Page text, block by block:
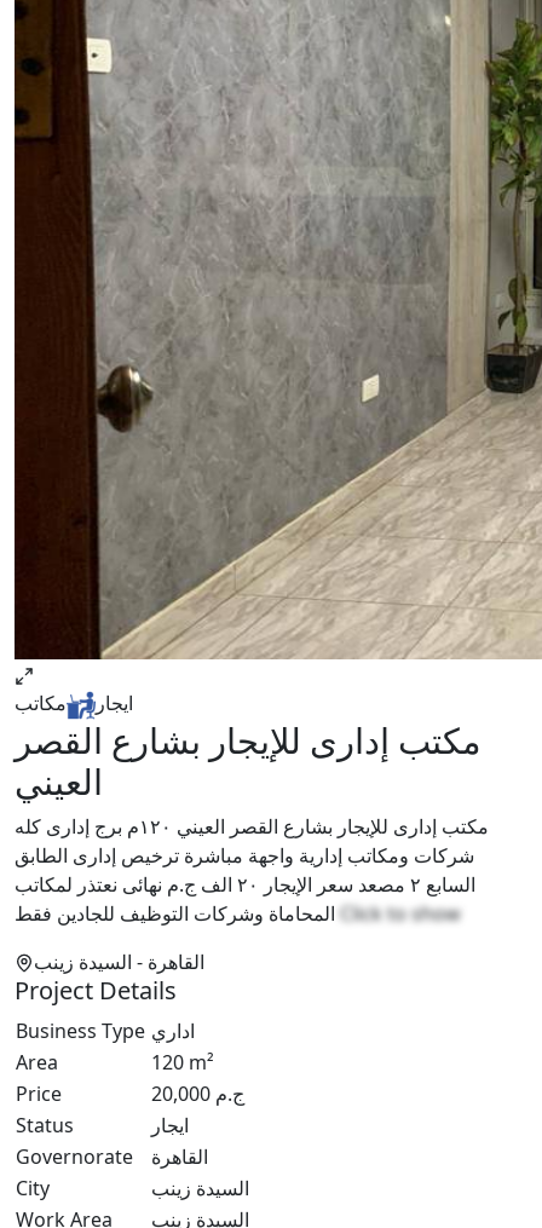
ايجار مكاتب
مكتب إدارى للإيجار بشارع القصر
العيني
مكتب إدارى للإيجار بشارع القصر العيني ١٢٠م برج إدارى كله
شركات ومكاتب إدارية واجهة مباشرة ترخيص إدارى الطابق
السابع ٢ مصعد سعر الإيجار ٢٠ الف ج.م نهائى نعتذر لمكاتب
Click to show
القاهرة - السيدة زينب
Project Details
Business Type اداري
Area
120 m²
Price
20,000 ج.م
Status
ايجار
Governorate
القاهرة
City
السيدة زينب
Work Area
السيدة زينب